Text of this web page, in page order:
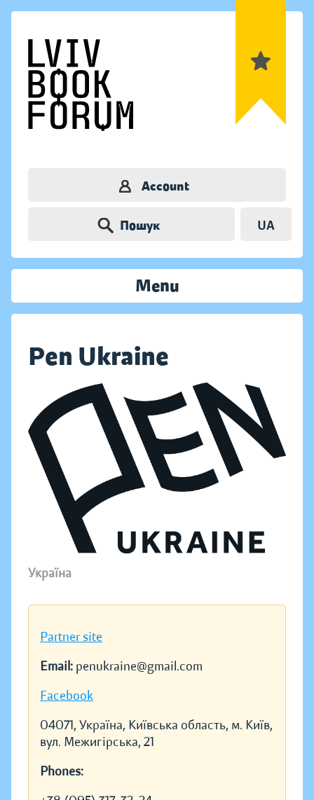
Account
Пошук UA
Menu
Pen Ukraine
Україна
Partner site
Email: penukraine@gmail.com
Facebook
04071, Україна, Київська область, м. Київ,
вул. Межигірська, 21
Phones: